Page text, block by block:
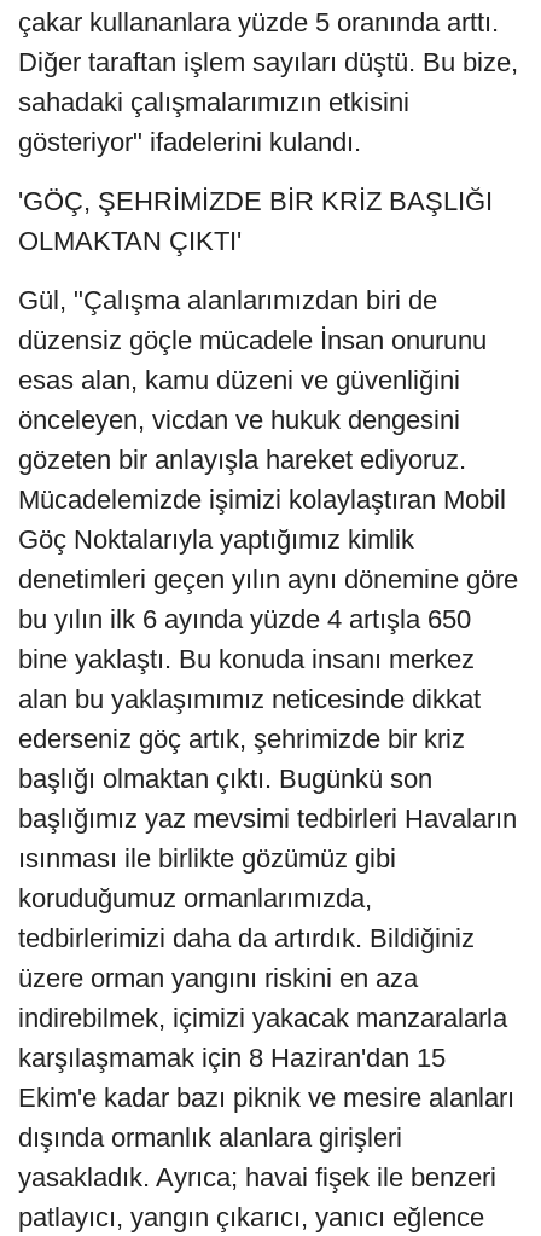
çakar kullananlara yüzde 5 oranında arttı.
Diğer taraftan işlem sayıları düştü. Bu bize,
sahadaki çalışmalarımızın etkisini
gösteriyor" ifadelerini kulandı.
'GÖÇ, ŞEHRİMİZDE BİR KRİZ BAŞLIĞI
OLMAKTAN ÇIKTI'
Gül, "Çalışma alanlarımızdan biri de
düzensiz göçle mücadele İnsan onurunu
esas alan, kamu düzeni ve güvenliğini
önceleyen, vicdan ve hukuk dengesini
gözeten bir anlayışla hareket ediyoruz.
Mücadelemizde işimizi kolaylaştıran Mobil
Göç Noktalarıyla yaptığımız kimlik
denetimleri geçen yılın aynı dönemine göre
bu yılın ilk 6 ayında yüzde 4 artışla 650
bine yaklaştı. Bu konuda insanı merkez
alan bu yaklaşımımız neticesinde dikkat
ederseniz göç artık, şehrimizde bir kriz
başlığı olmaktan çıktı. Bugünkü son
başlığımız yaz mevsimi tedbirleri Havaların
ısınması ile birlikte gözümüz gibi
koruduğumuz ormanlarımızda,
tedbirlerimizi daha da artırdık. Bildiğiniz
üzere orman yangını riskini en aza
indirebilmek, içimizi yakacak manzaralarla
karşılaşmamak için 8 Haziran'dan 15
Ekim'e kadar bazı piknik ve mesire alanları
dışında ormanlık alanlara girişleri
yasakladık. Ayrıca; havai fişek ile benzeri
patlayıcı, yangın çıkarıcı, yanıcı eğlence